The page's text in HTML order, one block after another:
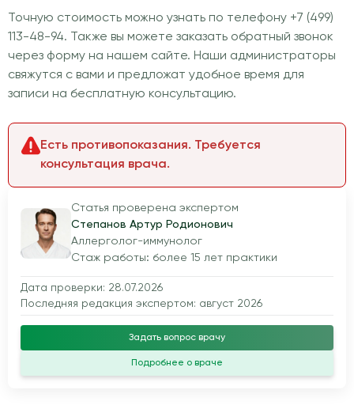
Точную стоимость можно узнать по телефону +7 (499)
113-48-94. Также вы можете заказать обратный звонок
через форму на нашем сайте. Наши администраторы
свяжутся с вами и предложат удобное время для
записи на бесплатную консультацию.
Статья проверена экспертом
Степанов Артур Родионович
Аллерголог-иммунолог
Стаж работы: более 15 лет практики
Дата проверки: 28.07.2026
Последняя редакция экспертом: август 2026
Задать вопрос врачу
Подробнее о враче
Есть противопоказания. Требуется
консультация врача.